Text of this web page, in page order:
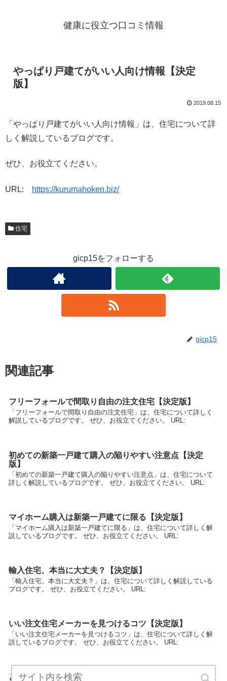
健康に役立つ口コミ情報
やっぱり戸建てがいい人向け情報【決定
版】
2019.08.15
「やっぱり戸建てがいい人向け情報」は、住宅について詳
しく解説しているブログです。
ぜひ、お役立てください。
URL: https://kurumahoken.biz/
住宅
gicp15をフォローする
gicp15
関連記事
フリーフォールで間取り自由の注文住宅【決定版】
「フリーフォールで間取り自由の注文住宅」は、住宅について詳しく
解説しているブログです。 ぜひ、お役立てください。 URL:
初めての新築一戸建て購入の陥りやすい注意点【決定
版】
「初めての新築一戸建て購入の陥りやすい注意点」は、住宅について
詳しく解説しているブログです。 ぜひ、お役立てください。 URL:
マイホーム購入は新築一戸建てに限る【決定版】
「マイホーム購入は新築一戸建てに限る」は、住宅について詳しく解
説しているブログです。 ぜひ、お役立てください。 URL:
輸入住宅、本当に大丈夫？【決定版】
「輸入住宅、本当に大丈夫？」は、住宅について詳しく解説している
ブログです。 ぜひ、お役立てください。 URL:
いい注文住宅メーカーを見つけるコツ【決定版】
「いい注文住宅メーカーを見つけるコツ」は、住宅について詳しく解
説しているブログです。 ぜひ、お役立てください。 URL:
どうせ買うなら憧れの注文住宅【決定版】